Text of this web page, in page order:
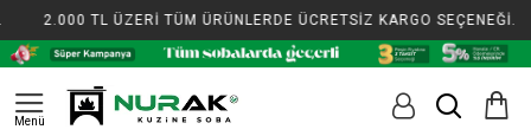
2.000 TL ÜZERİ TÜM ÜRÜNLERDE ÜCRETSİZ KARGO SEÇENEĞİ.